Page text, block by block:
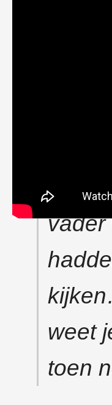
vader
weet
toen